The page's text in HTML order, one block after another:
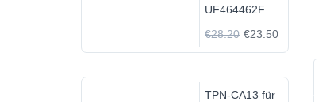
UF464462F
€28.20 €23.50
TPN-CA13 für